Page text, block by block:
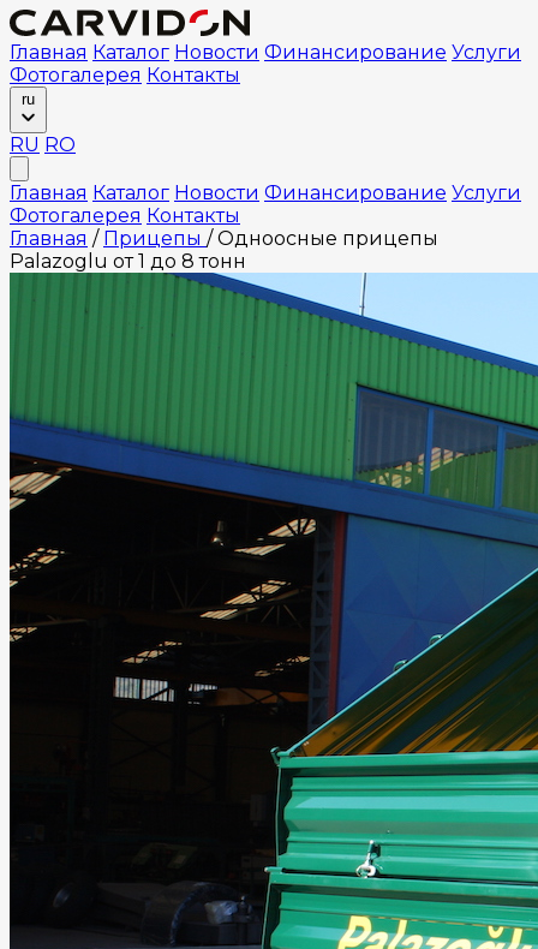
Главная Каталог Новости Финансирование Услуги
Фотогалерея Контакты
ru
RU RO
Главная Каталог Новости Финансирование Услуги
Фотогалерея Контакты
Главная / Прицепы / Одноосные прицепы
Palazoglu от 1 до 8 тонн